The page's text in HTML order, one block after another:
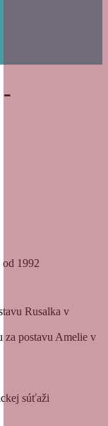
1992
Rusalka v
za postavu Amelie v
súťaži